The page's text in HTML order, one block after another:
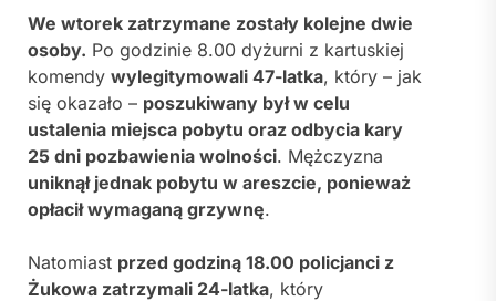
We wtorek zatrzymane zostały kolejne dwie
osoby. Po godzinie 8.00 dyżurni z kartuskiej
komendy wylegitymowali 47-latka, który – jak
się okazało – poszukiwany był w celu
ustalenia miejsca pobytu oraz odbycia kary
25 dni pozbawienia wolności. Mężczyzna
uniknął jednak pobytu w areszcie, ponieważ
opłacił wymaganą grzywnę.
Natomiast przed godziną 18.00 policjanci z
Żukowa zatrzymali 24-latka, który